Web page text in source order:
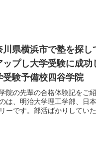
川県横浜市で塾を探
ップし大学受験に成功
受験予備校四谷学院
院の先輩の合格体験記をご
は、明治大学理工学部、日
ーです。部活ばかりしてい